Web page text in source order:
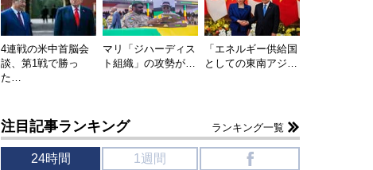
4連戦の米中首脳会
談、第1戦で勝っ
た…
マリ「ジハーディス
ト組織」の攻勢が…
「エネルギー供給国
としての東南アジ…
注目記事ランキング ランキング一覧
24時間 1週間